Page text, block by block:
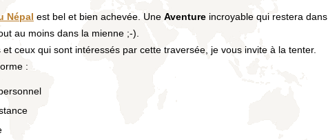
Népal est bel et bien achevée. Une Aventure incroyable qui restera dans
au moins dans la mienne ;-).
et ceux qui sont intéressés par cette traversée, je vous invite à la tenter.
: